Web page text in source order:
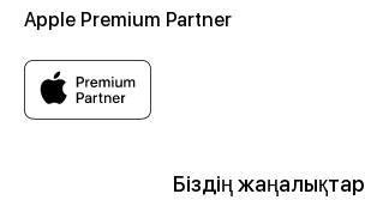
Apple Premium Partner
Біздің жаңалықтар